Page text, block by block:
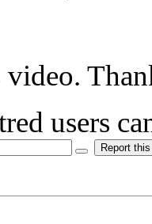
users
Report